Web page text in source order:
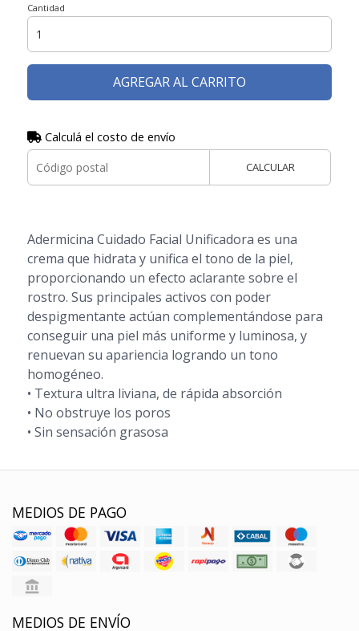
Cantidad
AGREGAR AL CARRITO
Calculá el costo de envío
CALCULAR
Adermicina Cuidado Facial Unificadora es una
crema que hidrata y unifica el tono de la piel,
proporcionando un efecto aclarante sobre el
rostro. Sus principales activos con poder
despigmentante actúan complementándose para
conseguir una piel más uniforme y luminosa, y
renuevan su apariencia logrando un tono
homogéneo.
• Textura ultra liviana, de rápida absorción
• No obstruye los poros
• Sin sensación grasosa
MEDIOS DE PAGO
MEDIOS DE ENVÍO